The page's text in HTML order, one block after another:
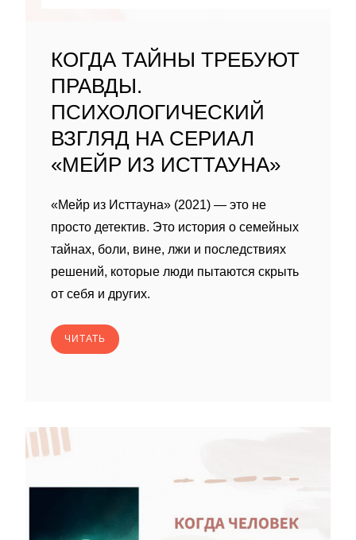
КОГДА ТАЙНЫ ТРЕБУЮТ
ПРАВДЫ.
ПСИХОЛОГИЧЕСКИЙ
ВЗГЛЯД НА СЕРИАЛ
«МЕЙР ИЗ ИСТТАУНА»
«Мейр из Исттауна» (2021) — это не
просто детектив. Это история о семейных
тайнах, боли, вине, лжи и последствиях
решений, которые люди пытаются скрыть
от себя и других.
ЧИТАТЬ